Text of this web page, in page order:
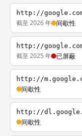
http://
截至 2026 年 间歇性
http://
截至 2025 年 已屏蔽
http://
间歇性
http://
间歇性